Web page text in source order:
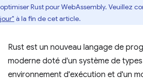
optimiser Rust pour WebAssembly. Veuillez
jour" à la fin de cet article.
Rust est un nouveau langage de
moderne doté d'un système de
environnement d'exécution et d'un